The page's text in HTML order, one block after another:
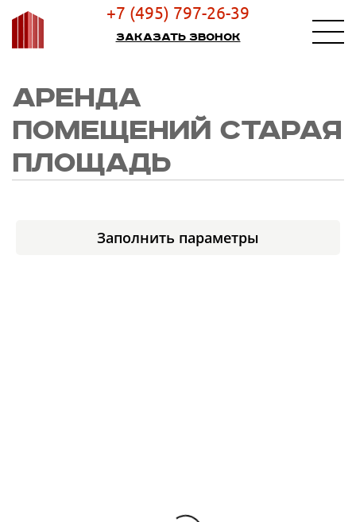
+7 (495) 797-26-39
Заказать звонок
АРЕНДА
ПОМЕЩЕНИЙ СТАРАЯ
ПЛОЩАДЬ
Заполнить параметры